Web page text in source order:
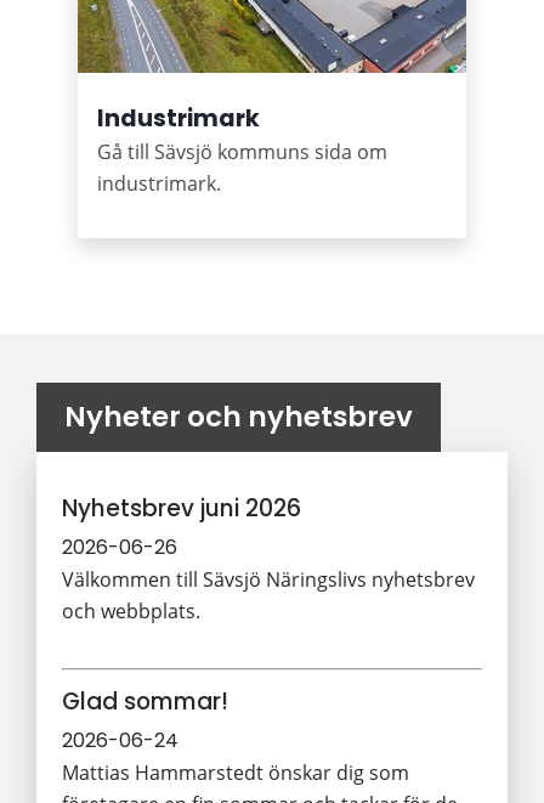
Industrimark
Gå till Sävsjö kommuns sida om
industrimark.
Nyheter och nyhetsbrev
Nyhetsbrev juni 2026
2026-06-26
Välkommen till Sävsjö Näringslivs nyhetsbrev
och webbplats.
Glad sommar!
2026-06-24
Mattias Hammarstedt önskar dig som